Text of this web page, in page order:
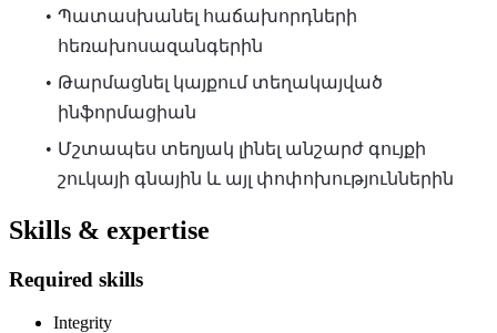
Պատասխանել հաճախորդների
հեռախոսազանգերին
Թարմացնել կայքում տեղակայված
ինֆորմացիան
Մշտապես տեղյակ լինել անշարժ գույքի
շուկայի գնային և այլ փոփոխություններին
Skills & expertise
Required skills
Integrity